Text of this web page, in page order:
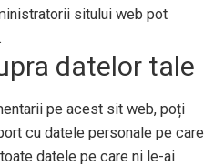
sitului web pot
datelor tale
pe acest sit web, poți
cu datele personale pe care
datele pe care ni le-ai